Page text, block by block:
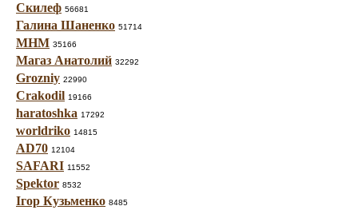
Скилеф 56681
Галина Шаненко 51714
МНМ 35166
Магаз Анатолий 32292
Grozniy 22990
Crakodil 19166
haratoshka 17292
worldriko 14815
AD70 12104
SAFARI 11552
Spektor 8532
Ігор Кузьменко 8485